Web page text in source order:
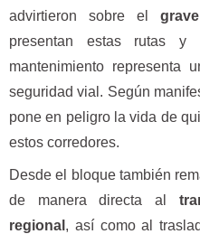
advirtieron sobre el
presentan estas rutas
mantenimiento representa
seguridad vial. Según
pone en peligro la vida de
estos corredores.
Desde el bloque también
de manera directa al
regional , así como al